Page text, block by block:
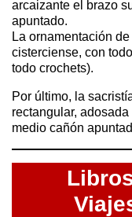
arcaizante el brazo
apuntado.
La ornamentación
cisterciense, con
todo crochets).
Por último, la
rectangular,
medio cañón